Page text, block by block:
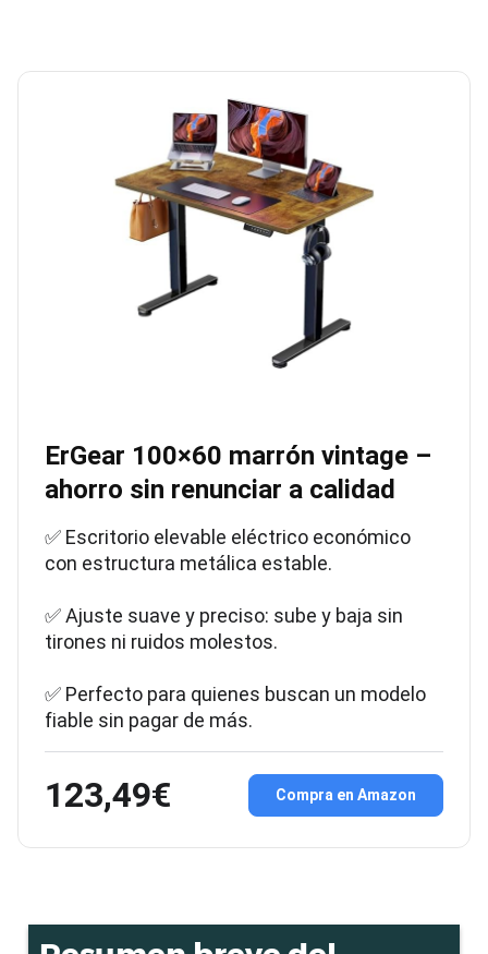
ErGear 100×60 marrón vintage –
ahorro sin renunciar a calidad
✅ Escritorio elevable eléctrico económico
con estructura metálica estable.
✅ Ajuste suave y preciso: sube y baja sin
tirones ni ruidos molestos.
✅ Perfecto para quienes buscan un modelo
fiable sin pagar de más.
123,49€ Compra en Amazon